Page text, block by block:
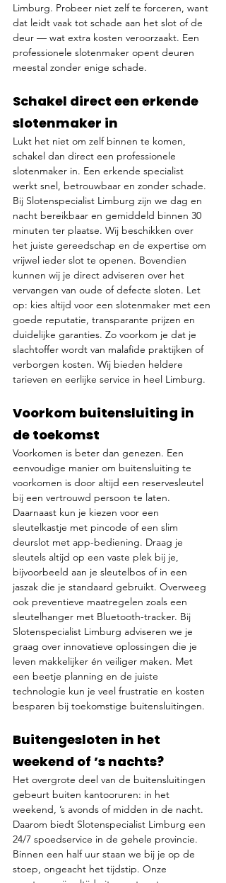
Limburg. Probeer niet zelf te forceren, want
dat leidt vaak tot schade aan het slot of de
deur — wat extra kosten veroorzaakt. Een
professionele slotenmaker opent deuren
meestal zonder enige schade.
Schakel direct een erkende
slotenmaker in
Lukt het niet om zelf binnen te komen,
schakel dan direct een professionele
slotenmaker in. Een erkende specialist
werkt snel, betrouwbaar en zonder schade.
Bij Slotenspecialist Limburg zijn we dag en
nacht bereikbaar en gemiddeld binnen 30
minuten ter plaatse. Wij beschikken over
het juiste gereedschap en de expertise om
vrijwel ieder slot te openen. Bovendien
kunnen wij je direct adviseren over het
vervangen van oude of defecte sloten. Let
op: kies altijd voor een slotenmaker met een
goede reputatie, transparante prijzen en
duidelijke garanties. Zo voorkom je dat je
slachtoffer wordt van malafide praktijken of
verborgen kosten. Wij bieden heldere
tarieven en eerlijke service in heel Limburg.
Voorkom buitensluiting in
de toekomst
Voorkomen is beter dan genezen. Een
eenvoudige manier om buitensluiting te
voorkomen is door altijd een reservesleutel
bij een vertrouwd persoon te laten.
Daarnaast kun je kiezen voor een
sleutelkastje met pincode of een slim
deurslot met app-bediening. Draag je
sleutels altijd op een vaste plek bij je,
bijvoorbeeld aan je sleutelbos of in een
jaszak die je standaard gebruikt. Overweeg
ook preventieve maatregelen zoals een
sleutelhanger met Bluetooth-tracker. Bij
Slotenspecialist Limburg adviseren we je
graag over innovatieve oplossingen die je
leven makkelijker én veiliger maken. Met
een beetje planning en de juiste
technologie kun je veel frustratie en kosten
besparen bij toekomstige buitensluitingen.
Buitengesloten in het
weekend of ’s nachts?
Het overgrote deel van de buitensluitingen
gebeurt buiten kantooruren: in het
weekend, ’s avonds of midden in de nacht.
Daarom biedt Slotenspecialist Limburg een
24/7 spoedservice in de gehele provincie.
Binnen een half uur staan we bij je op de
stoep, ongeacht het tijdstip. Onze